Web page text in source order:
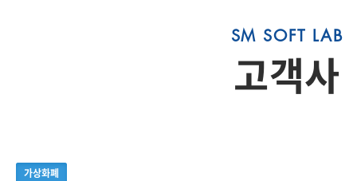
고객사
가상화폐